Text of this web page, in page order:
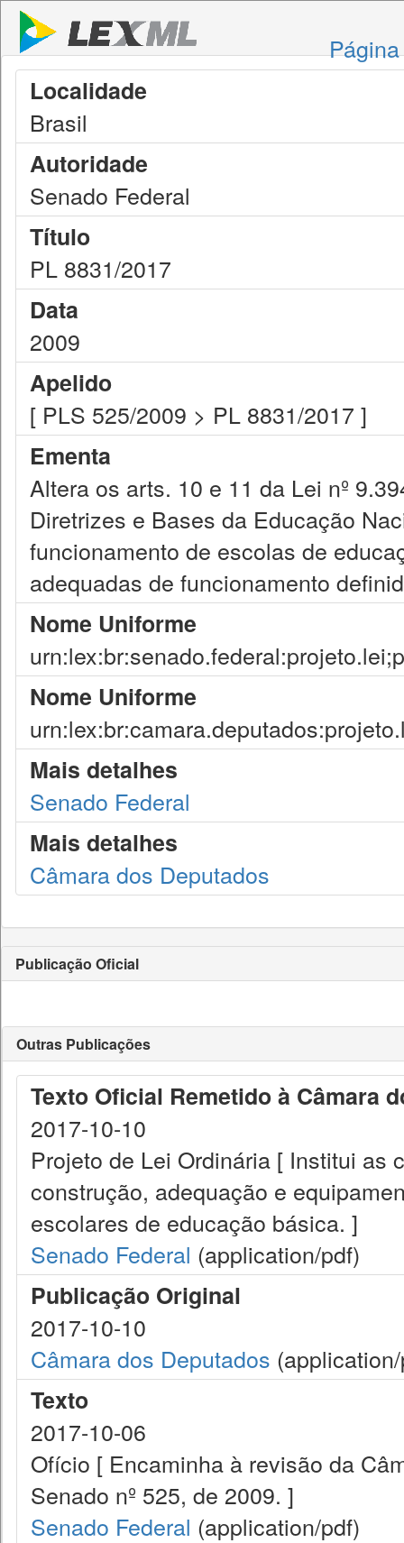
Localidade
Brasil
Autoridade
Senado Federal
Título
PL 8831/2017
Data
2009
Apelido
[ PLS 525/2009 > PL 8831/2017 ]
Ementa
Altera os arts. 10 e 11 da Lei nº
Diretrizes e Bases da Educação
funcionamento de escolas de
adequadas de funcionamento
Nome Uniforme
Nome Uniforme
Mais detalhes
Senado Federal
Mais detalhes
Câmara dos Deputados
Publicação Oficial
Outras Publicações
Texto Oficial Remetido à Câmara
2017-10-10
Projeto de Lei Ordinária [ Institui as
construção, adequação e
escolares de educação básica. ]
Senado Federal (application/pdf)
Publicação Original
2017-10-10
Câmara dos Deputados
Texto
2017-10-06
Ofício [ Encaminha à revisão da
Senado nº 525, de 2009. ]
Senado Federal (application/pdf)